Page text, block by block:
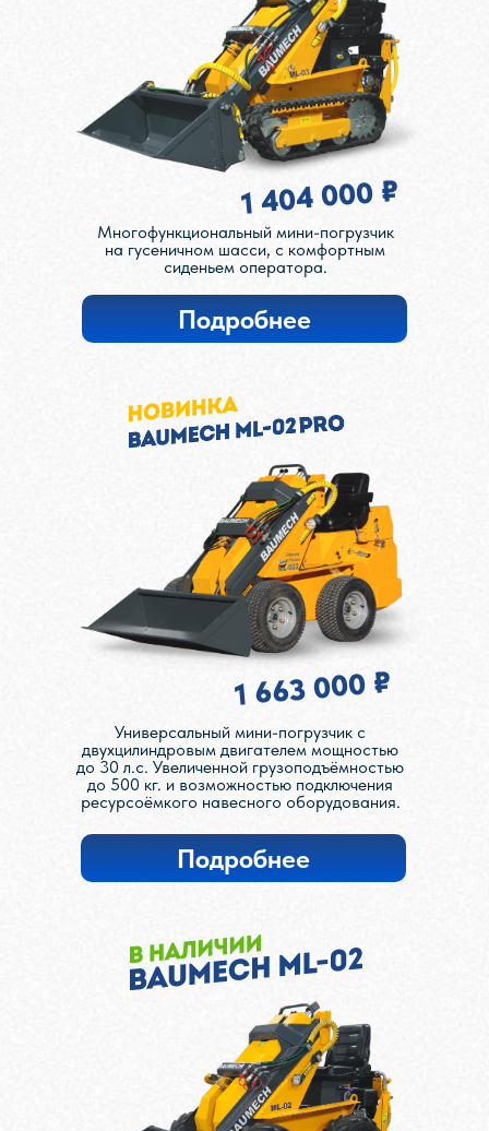
Многофункциональный мини-погрузчик
на гусеничном шасси, с комфортным
сиденьем оператора.
Подробнее
Универсальный мини-погрузчик с
двухцилиндровым двигателем мощностью
до 30 л.с. Увеличенной грузоподъёмностью
до 500 кг. и возможностью подключения
ресурсоёмкого навесного оборудования.
Подробнее
1 663 000 ₽
1 404 000 ₽